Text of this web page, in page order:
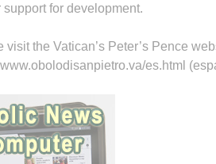
for development.
the Vatican’s Peter’s Pence
es.html